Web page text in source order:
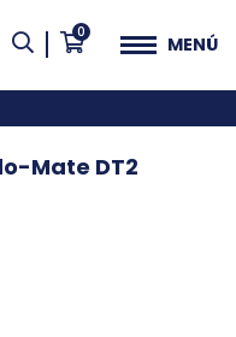
0
MENÚ
Mate DT2